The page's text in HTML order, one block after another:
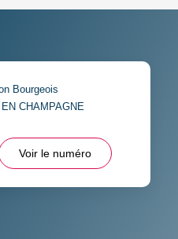
Bourgeois
CHAMPAGNE
Voir le numéro